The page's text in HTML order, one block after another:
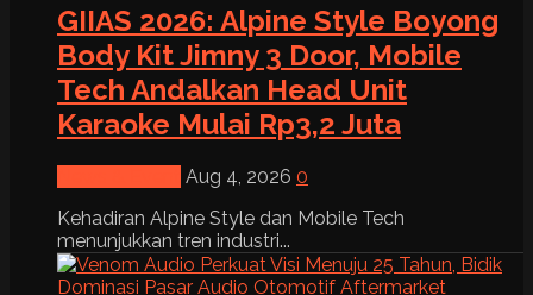
GIIAS 2026: Alpine Style Boyong
Body Kit Jimny 3 Door, Mobile
Tech Andalkan Head Unit
Karaoke Mulai Rp3,2 Juta
Aug 4, 2026 0
Kehadiran Alpine Style dan Mobile Tech
menunjukkan tren industri...